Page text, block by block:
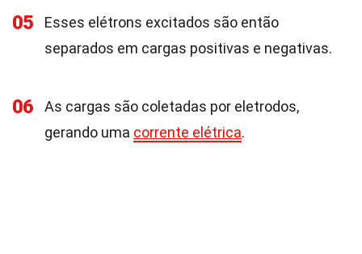
05
Esses elétrons excitados são então
separados em cargas positivas e negativas.
06
As cargas são coletadas por eletrodos,
gerando uma corrente elétrica.